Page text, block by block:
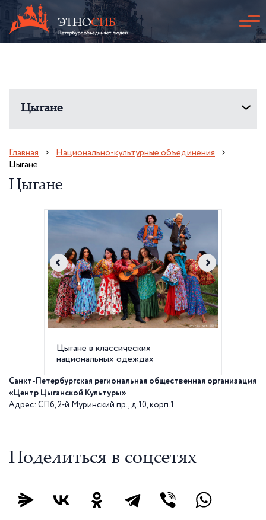
Цыгане
Главная
Национально-культурные объединения
Цыгане
Цыгане
Цыгане в классических
национальных одеждах
Санкт-Петербургская региональная общественная организация
«Центр Цыганской Культуры»
Адрес: СПб, 2-й Муринский пр., д.10, корп.1
Поделиться в соцсетях